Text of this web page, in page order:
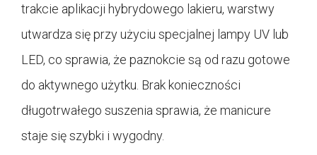
trakcie aplikacji hybrydowego lakieru, warstwy
utwardza się przy użyciu specjalnej lampy UV lub
LED, co sprawia, że paznokcie są od razu gotowe
do aktywnego użytku. Brak konieczności
długotrwałego suszenia sprawia, że manicure
staje się szybki i wygodny.